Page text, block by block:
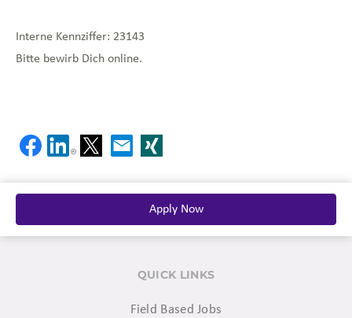
Interne Kennziffer: 23143
Bitte bewirb Dich online.
Apply Now
QUICK LINKS
Field Based Jobs